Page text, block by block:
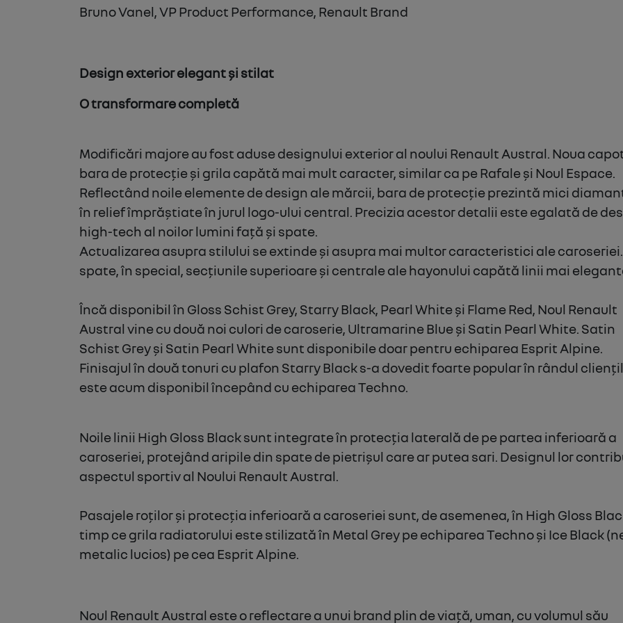
Bruno Vanel, VP Product Performance, Renault Brand
Design exterior elegant și stilat
O transformare completă
Modificări majore au fost aduse designului exterior al noului Renault Austral. Noua
bara de protecție și grila capătă mai mult caracter, similar ca pe Rafale și Noul Espace.
Reflectând noile elemente de design ale mărcii, bara de protecție prezintă mici
în relief împrăștiate în jurul logo-ului central. Precizia acestor detalii este egalată de
high-tech al noilor lumini față și spate.
Actualizarea asupra stilului se extinde și asupra mai multor caracteristici ale caroseriei.
spate, în special, secțiunile superioare și centrale ale hayonului capătă linii mai
Încă disponibil în Gloss Schist Grey, Starry Black, Pearl White și Flame Red, Noul Renault
Austral vine cu două noi culori de caroserie, Ultramarine Blue și Satin Pearl White. Satin
Schist Grey și Satin Pearl White sunt disponibile doar pentru echiparea Esprit Alpine.
Finisajul în două tonuri cu plafon Starry Black s-a dovedit foarte popular în rândul
este acum disponibil începând cu echiparea Techno.
Noile linii High Gloss Black sunt integrate în protecția laterală de pe partea inferioară a
caroseriei, protejând aripile din spate de pietrișul care ar putea sari. Designul lor
aspectul sportiv al Noului Renault Austral.
Pasajele roților și protecția inferioară a caroseriei sunt, de asemenea, în High Gloss
timp ce grila radiatorului este stilizată în Metal Grey pe echiparea Techno și Ice Black
metalic lucios) pe cea Esprit Alpine.
Noul Renault Austral este o reflectare a unui brand plin de viață, uman, cu volumul său